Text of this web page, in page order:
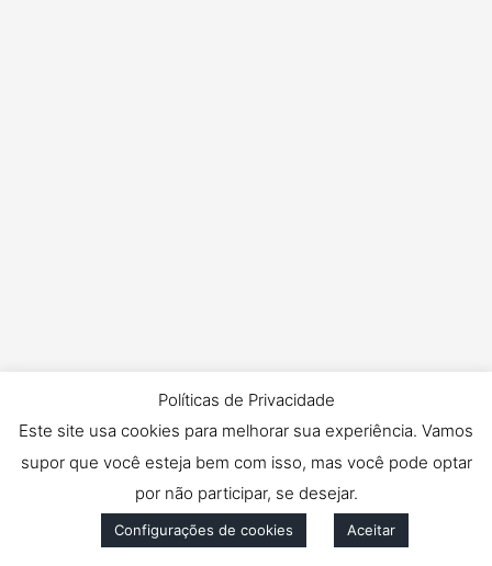
Políticas de Privacidade
Este site usa cookies para melhorar sua experiência. Vamos
supor que você esteja bem com isso, mas você pode optar
por não participar, se desejar.
Configurações de cookies Aceitar